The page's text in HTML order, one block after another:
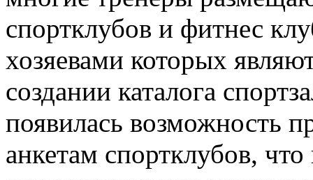
спортклубов и фитнес
хозяевами которых
создании каталога
появилась возможность
анкетам спортклубов,